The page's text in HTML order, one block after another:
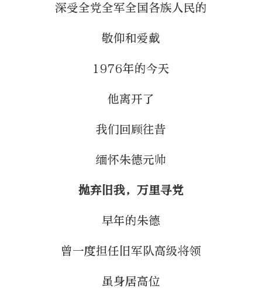
深受全党全军全国各族人民的
敬仰和爱戴
1976年的今天
他离开了
我们回顾往昔
缅怀朱德元帅
抛弃旧我，万里寻党
早年的朱德
曾一度担任旧军队高级将领
虽身居高位